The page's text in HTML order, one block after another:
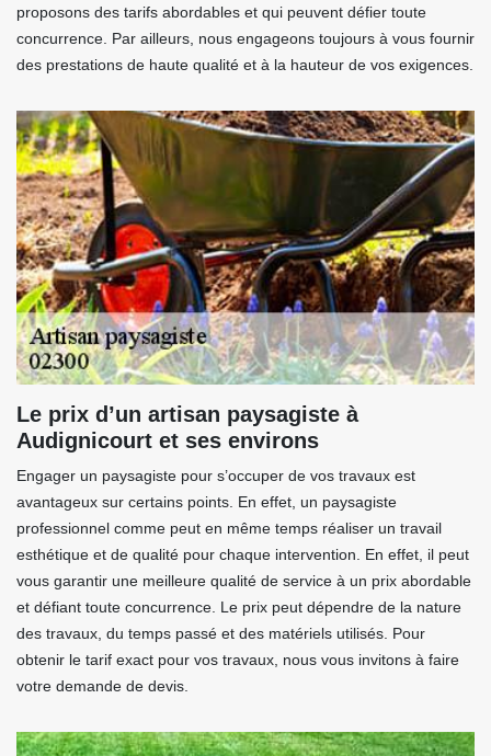
proposons des tarifs abordables et qui peuvent défier toute
concurrence. Par ailleurs, nous engageons toujours à vous fournir
des prestations de haute qualité et à la hauteur de vos exigences.
Le prix d’un artisan paysagiste à
Audignicourt et ses environs
Engager un paysagiste pour s’occuper de vos travaux est
avantageux sur certains points. En effet, un paysagiste
professionnel comme peut en même temps réaliser un travail
esthétique et de qualité pour chaque intervention. En effet, il peut
vous garantir une meilleure qualité de service à un prix abordable
et défiant toute concurrence. Le prix peut dépendre de la nature
des travaux, du temps passé et des matériels utilisés. Pour
obtenir le tarif exact pour vos travaux, nous vous invitons à faire
votre demande de devis.